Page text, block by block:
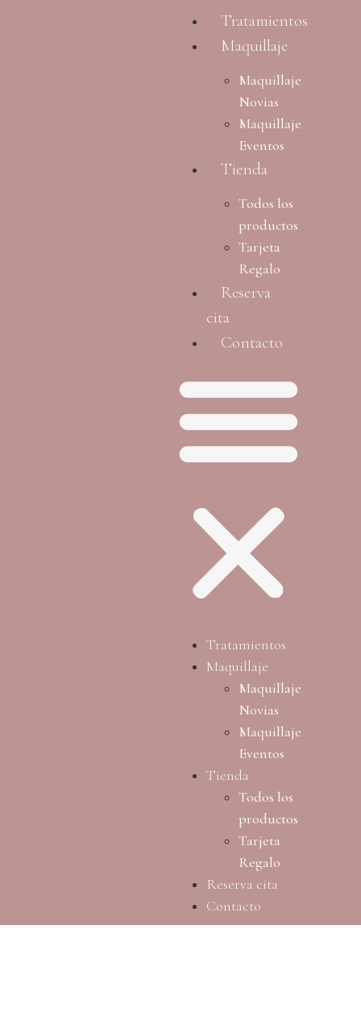
Tratamientos
Maquillaje
Maquillaje
Novias
Maquillaje
Eventos
Tienda
Todos los
productos
Tarjeta
Regalo
Reserva
cita
Contacto
Tratamientos
Maquillaje
Maquillaje
Novias
Maquillaje
Eventos
Tienda
Todos los
productos
Tarjeta
Regalo
Reserva cita
Contacto